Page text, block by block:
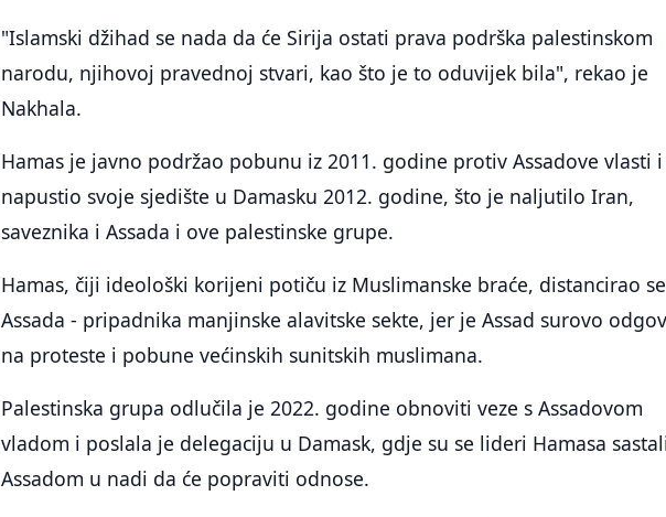
"Islamski džihad se nada da će Sirija ostati prava podrška palestinskom
narodu, njihovoj pravednoj stvari, kao što je to oduvijek bila", rekao je
Nakhala.
Hamas je javno podržao pobunu iz 2011. godine protiv Assadove vlasti i
napustio svoje sjedište u Damasku 2012. godine, što je naljutilo Iran,
saveznika i Assada i ove palestinske grupe.
Hamas, čiji ideološki korijeni potiču iz Muslimanske braće, distancirao
Assada - pripadnika manjinske alavitske sekte, jer je Assad surovo
na proteste i pobune većinskih sunitskih muslimana.
Palestinska grupa odlučila je 2022. godine obnoviti veze s Assadovom
vladom i poslala je delegaciju u Damask, gdje su se lideri Hamasa
Assadom u nadi da će popraviti odnose.